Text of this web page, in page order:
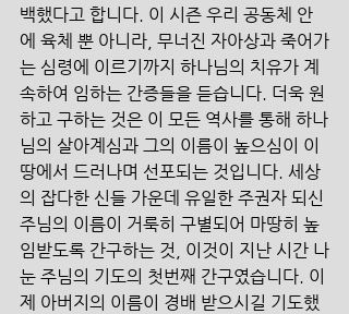
백했다고 합니다. 이 시즌 우리 공동체 안
에 육체 뿐 아니라, 무너진 자아상과 죽어가
는 심령에 이르기까지 하나님의 치유가 계
속하여 임하는 간증들을 듣습니다. 더욱 원
하고 구하는 것은 이 모든 역사를 통해 하나
님의 살아계심과 그의 이름이 높으심이 이
땅에서 드러나며 선포되는 것입니다. 세상
의 잡다한 신들 가운데 유일한 주권자 되신
주님의 이름이 거룩히 구별되어 마땅히 높
임받도록 간구하는 것, 이것이 지난 시간 나
눈 주님의 기도의 첫번째 간구였습니다. 이
제 아버지의 이름이 경배 받으시길 기도했